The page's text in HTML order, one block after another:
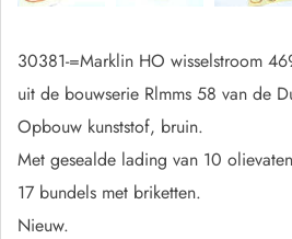
30381-=Marklin HO wisselstroom
uit de bouwserie Rlmms 58 van de
Opbouw kunststof, bruin.
Met gesealde lading van 10
17 bundels met briketten.
Nieuw.